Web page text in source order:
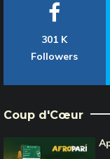
301 K
Followers
Coup d'Cœur